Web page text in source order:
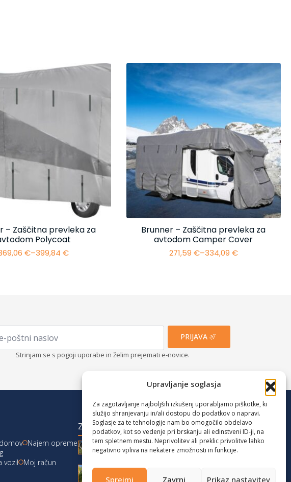
Upravljanje soglasja
Za zagotavljanje najboljših izkušenj uporabljamo piškotke, ki
služijo shranjevanju in/ali dostopu do podatkov o napravi.
Soglasje za te tehnologije nam bo omogočilo obdelavo
podatkov, kot so vedenje pri brskanju ali edinstveni ID-ji, na
tem spletnem mestu. Neprivolitev ali preklic privolitve lahko
negativno vpliva na nekatere zmožnosti in funkcije.
Sprejmi Zavrni Prikaz nastavitev
– Zaščitna prevleka za
Polycoat
€–399,84€
Cenovni
Brunner – Zaščitna prevleka za
avtodom Camper Cover
271,59 €–334,09 €
Cenovni
PRIJAVA
Strinjam se s pogoji uporabe in želim prejemati e-novice.
Najem opreme
vozil
Moj račun
ZADNJE OBJAVE
Družinski vikend med Karavankami:
Zelenica, Triangel in Stari Ljubelj
Podaljšan vikend na Gorenjskem z otroki: